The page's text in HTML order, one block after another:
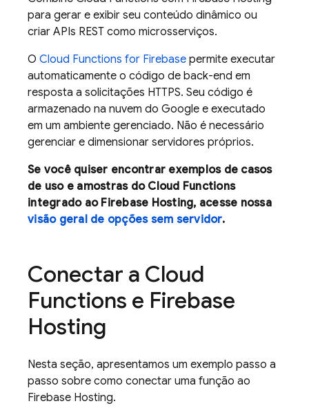
para gerar e exibir seu conteúdo dinâmico ou
criar APIs REST como microsserviços.
O Cloud Functions for Firebase permite executar
automaticamente o código de back-end em
resposta a solicitações HTTPS. Seu código é
armazenado na nuvem do Google e executado
em um ambiente gerenciado. Não é necessário
gerenciar e dimensionar servidores próprios.
Se você quiser encontrar exemplos de casos
de uso e amostras do Cloud Functions
integrado ao Firebase Hosting, acesse nossa
visão geral de opções sem servidor.
Conectar a Cloud
Functions e Firebase
Hosting
Nesta seção, apresentamos um exemplo passo a
passo sobre como conectar uma função ao
Firebase Hosting.